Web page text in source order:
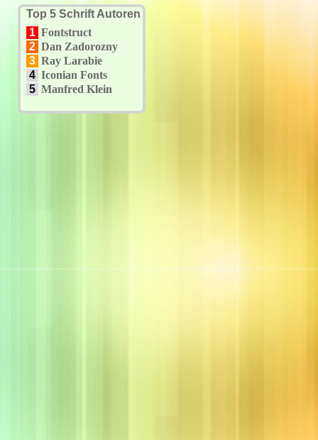
Top 5 Schrift Autoren
1 Fontstruct
2 Dan Zadorozny
3 Ray Larabie
4 Iconian Fonts
5 Manfred Klein